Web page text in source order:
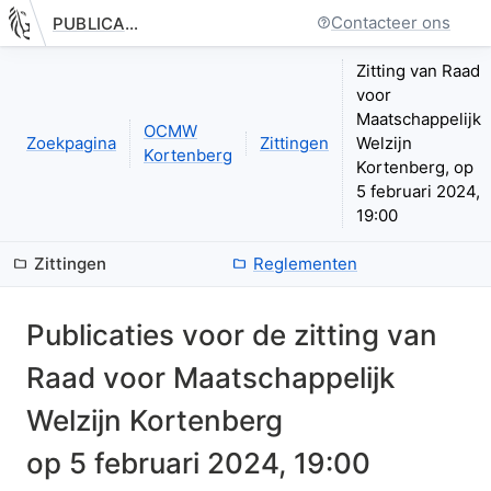
Nieuwe pagina: bestuurseenheid.zittingen.zitting.index
PUBLICATIE.GELINKT-NOTULEREN.VLAANDEREN.BE Contacteer ons
Zoekpagina
OCMW
Kortenberg
Zittingen
Zitting van Raad
voor
Maatschappelijk
Welzijn
Kortenberg, op
5 februari 2024,
19:00
Zittingen Reglementen
Publicaties voor de zitting van
Raad voor Maatschappelijk
Welzijn Kortenberg
op 5 februari 2024, 19:00